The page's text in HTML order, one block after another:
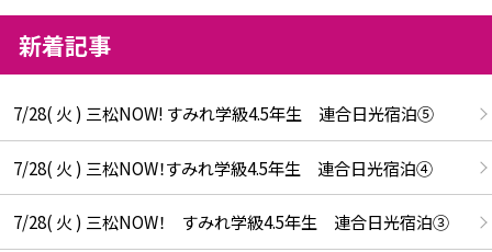
新着記事
7/28( 火 ) 三松NOW! すみれ学級4.5年生 連合日光宿泊⑤
7/28( 火 ) 三松NOW！すみれ学級4.5年生 連合日光宿泊④
7/28( 火 ) 三松NOW！ すみれ学級4.5年生 連合日光宿泊③